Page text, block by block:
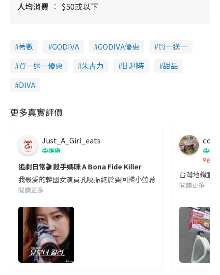
g
T
人均消費
$50或以下
著數 GODIVA GODIVA優惠
買一送一
買一送一優惠
朱古力 比利時
甜品
DIVA
更多真實評價
Just_A_Girl_eats
娛樂
追劇日常🎬 殺手媽咪 A Bona Fide Killer
我最愛的韓國女演員孔曉振終於要回歸小螢幕啦!這次的劇本改編
閱讀更多
co
吹
台灣
台灣地鐵宣
閱讀更多